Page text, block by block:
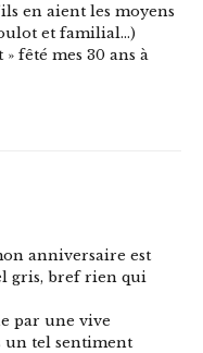
en aient les moyens
et familial…)
fêté mes 30 ans à
anniversaire est
gris, bref rien qui
par une vive
un tel sentiment